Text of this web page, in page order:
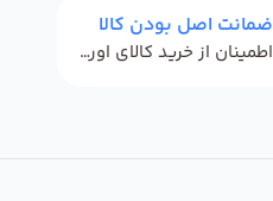
ضمانت اصل بودن کالا
اطمینان از خرید کالای اورجینال